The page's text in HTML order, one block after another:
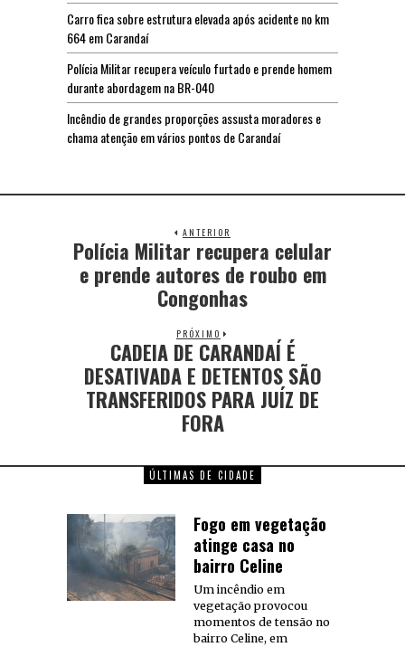
Carro fica sobre estrutura elevada após acidente no km
664 em Carandaí
Polícia Militar recupera veículo furtado e prende homem
durante abordagem na BR-040
Incêndio de grandes proporções assusta moradores e
chama atenção em vários pontos de Carandaí
ANTERIOR
Polícia Militar recupera celular
e prende autores de roubo em
Congonhas
PRÓXIMO
CADEIA DE CARANDAÍ É
DESATIVADA E DETENTOS SÃO
TRANSFERIDOS PARA JUÍZ DE
FORA
ÚLTIMAS DE CIDADE
Fogo em vegetação
atinge casa no
bairro Celine
Um incêndio em
vegetação provocou
momentos de tensão no
bairro Celine, em